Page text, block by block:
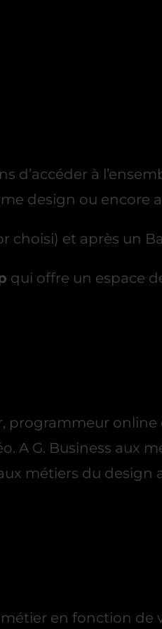
d’accéder à
design ou encore
choisi) et après un
qui offre un espace
online
A G. Business aux
métiers du design
en fonction de